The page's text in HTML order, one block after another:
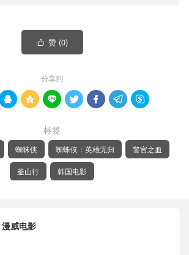
 赞 (0)
分享到
      
标签
蜘蛛侠 蜘蛛侠：英雄无归 警官之血
釜山行 韩国电影
漫威电影